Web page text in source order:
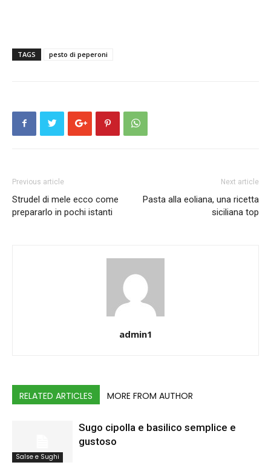
TAGS pesto di peperoni
Previous article
Strudel di mele ecco come
prepararlo in pochi istanti
Next article
Pasta alla eoliana, una ricetta
siciliana top
admin1
RELATED ARTICLES MORE FROM AUTHOR
Salse e Sughi
Sugo cipolla e basilico semplice e
gustoso